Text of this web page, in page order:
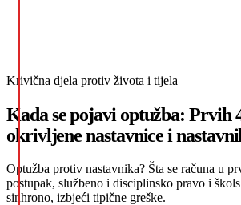
Krivična djela protiv života i tijela
Kada se pojavi optužba: Prvih
okrivljene nastavnice i
Optužba protiv nastavnika? Šta se računa u
postupak, službeno i disciplinsko pravo i
sinhrono, izbjeći tipične greške.